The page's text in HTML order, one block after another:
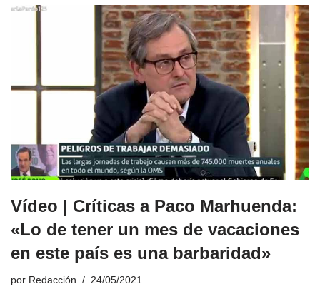
Vídeo | Críticas a Paco Marhuenda:
«Lo de tener un mes de vacaciones
en este país es una barbaridad»
por Redacción 24/05/2021